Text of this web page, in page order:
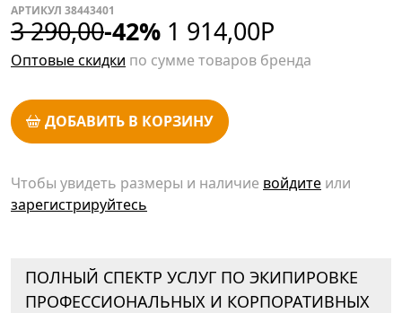
АРТИКУЛ 38443401
3 290,00-42% 1 914,00Р
Оптовые скидки по сумме товаров бренда
ДОБАВИТЬ В КОРЗИНУ
Чтобы увидеть размеры и наличие войдите или
зарегистрируйтесь
ПОЛНЫЙ СПЕКТР УСЛУГ ПО ЭКИПИРОВКЕ
ПРОФЕССИОНАЛЬНЫХ И КОРПОРАТИВНЫХ